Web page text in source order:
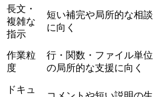
長文・
複雑な
指示
短い補完や局所的な相談
に向く
作業粒
度
行・関数・ファイル単位
の局所的な支援に向く
ドキュ